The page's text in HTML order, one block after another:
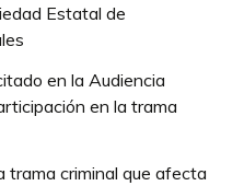
Estatal de
en la Audiencia
en la trama
trama criminal que afecta